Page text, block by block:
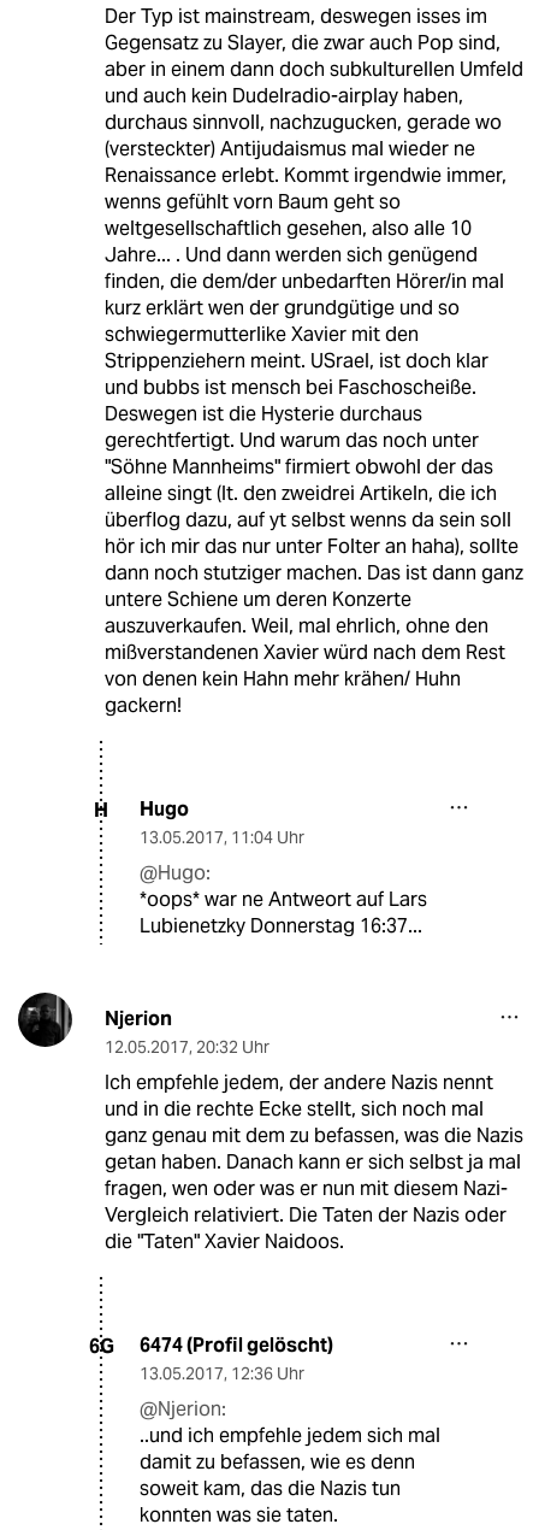
Der Typ ist mainstream, deswegen isses im
Gegensatz zu Slayer, die zwar auch Pop sind,
aber in einem dann doch subkulturellen Umfeld
und auch kein Dudelradio-airplay haben,
durchaus sinnvoll, nachzugucken, gerade wo
(versteckter) Antijudaismus mal wieder ne
Renaissance erlebt. Kommt irgendwie immer,
wenns gefühlt vorn Baum geht so
weltgesellschaftlich gesehen, also alle 10
Jahre... . Und dann werden sich genügend
finden, die dem/der unbedarften Hörer/in mal
kurz erklärt wen der grundgütige und so
schwiegermutterlike Xavier mit den
Strippenziehern meint. USrael, ist doch klar
und bubbs ist mensch bei Faschoscheiße.
Deswegen ist die Hysterie durchaus
gerechtfertigt. Und warum das noch unter
"Söhne Mannheims" firmiert obwohl der das
alleine singt (lt. den zweidrei Artikeln, die ich
überflog dazu, auf yt selbst wenns da sein soll
hör ich mir das nur unter Folter an haha), sollte
dann noch stutziger machen. Das ist dann ganz
untere Schiene um deren Konzerte
auszuverkaufen. Weil, mal ehrlich, ohne den
mißverstandenen Xavier würd nach dem Rest
von denen kein Hahn mehr krähen/ Huhn
gackern!
H Hugo
13.05.2017, 11:04 Uhr
@Hugo:
*oops* war ne Antweort auf Lars
Lubienetzky Donnerstag 16:37...
Njerion
12.05.2017, 20:32 Uhr
Ich empfehle jedem, der andere Nazis nennt
und in die rechte Ecke stellt, sich noch mal
ganz genau mit dem zu befassen, was die Nazis
getan haben. Danach kann er sich selbst ja mal
fragen, wen oder was er nun mit diesem Nazi-
Vergleich relativiert. Die Taten der Nazis oder
die "Taten" Xavier Naidoos.
6G 6474 (Profil gelöscht)
13.05.2017, 12:36 Uhr
@Njerion:
..und ich empfehle jedem sich mal
damit zu befassen, wie es denn
soweit kam, das die Nazis tun
konnten was sie taten.